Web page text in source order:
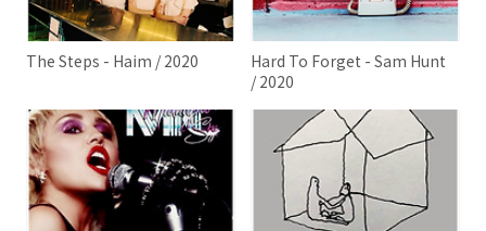
The Steps - Haim / 2020
Hard To Forget - Sam Hunt
/ 2020